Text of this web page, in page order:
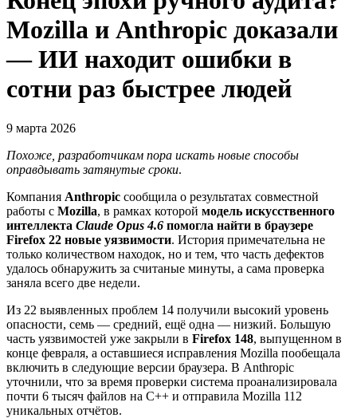
Mozilla и Anthropic доказали
— ИИ находит ошибки в
сотни раз быстрее людей
9 марта 2026
Похоже, разработчикам пора искать новые способы
оправдывать затянутые сроки.
Компания Anthropic сообщила о результатах совместной
работы с Mozilla, в рамках которой модель искусственного
интеллекта Claude Opus 4.6 помогла найти в браузере
Firefox 22 новые уязвимости. История примечательна не
только количеством находок, но и тем, что часть дефектов
удалось обнаружить за считаные минуты, а сама проверка
заняла всего две недели.
Из 22 выявленных проблем 14 получили высокий уровень
опасности, семь — средний, ещё одна — низкий. Большую
часть уязвимостей уже закрыли в Firefox 148, выпущенном в
конце февраля, а оставшиеся исправления Mozilla пообещала
включить в следующие версии браузера. В Anthropic
уточнили, что за время проверки система проанализировала
почти 6 тысяч файлов на C++ и отправила Mozilla 112
уникальных отчётов.